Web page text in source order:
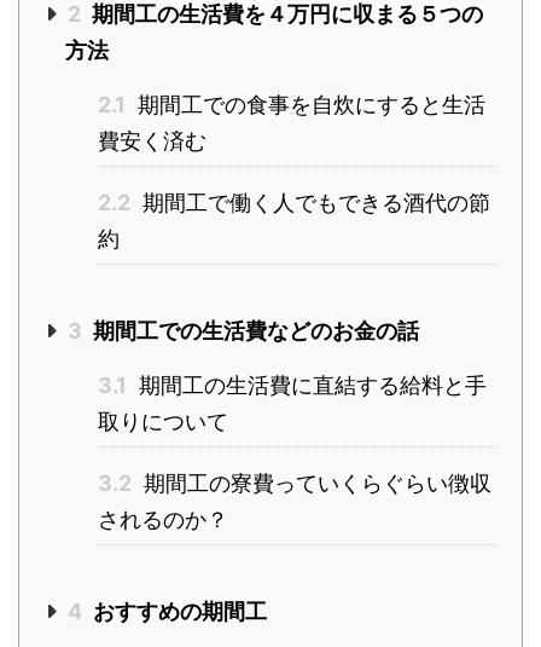
2 期間工の生活費を４万円に収まる５つの
方法
2.1 期間工での食事を自炊にすると生活
費安く済む
2.2 期間工で働く人でもできる酒代の節
約
3 期間工での生活費などのお金の話
3.1 期間工の生活費に直結する給料と手
取りについて
3.2 期間工の寮費っていくらぐらい徴収
されるのか？
4 おすすめの期間工